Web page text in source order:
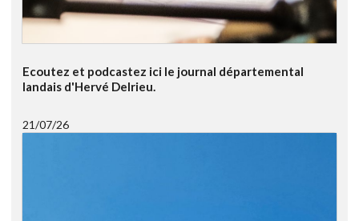
Ecoutez et podcastez ici le journal départemental
landais d'Hervé Delrieu.
21/07/26